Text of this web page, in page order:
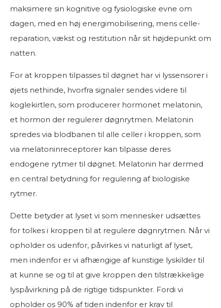
maksimere sin kognitive og fysiologiske evne om
dagen, med en høj energimobilisering, mens celle-
reparation, vækst og restitution når sit højdepunkt om
natten.
For at kroppen tilpasses til døgnet har vi lyssensorer i
øjets nethinde, hvorfra signaler sendes videre til
koglekirtlen, som producerer hormonet melatonin,
et hormon der regulerer døgnrytmen. Melatonin
spredes via blodbanen til alle celler i kroppen, som
via melatoninreceptorer kan tilpasse deres
endogene rytmer til døgnet. Melatonin har dermed
en central betydning for regulering af biologiske
rytmer.
Dette betyder at lyset vi som mennesker udsættes
for tolkes i kroppen til at regulere døgnrytmen. Når vi
opholder os udenfor, påvirkes vi naturligt af lyset,
men indenfor er vi afhængige af kunstige lyskilder til
at kunne se og til at give kroppen den tilstrækkelige
lyspåvirkning på de rigtige tidspunkter. Fordi vi
opholder os 90% af tiden indenfor er krav til